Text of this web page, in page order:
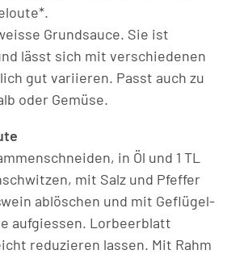
Grundsauce. Sie ist
lässt sich mit verschiedenen
gut variieren. Passt auch zu
oder Gemüse.
in Öl und 1 TL
mit Salz und Pfeffer
ablöschen und mit Geflügel-
aufgiessen. Lorbeerblatt
reduzieren lassen. Mit Rahm